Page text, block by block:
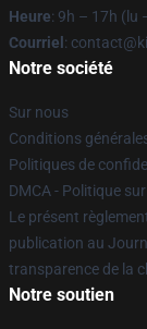
Heure: 9h – 17h (lu
Courriel :
Notre société
Sur nous
Conditions
Politiques de
DMCA - Politique
Le présent
publication au
transparence de la
Notre soutien